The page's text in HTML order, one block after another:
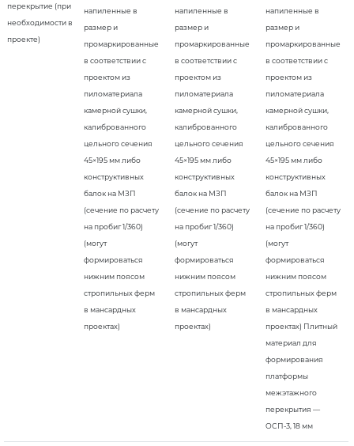
перекрытие (при
необходимости в
проекте)
напиленные в
размер и
промаркированные
в соответствии с
проектом из
пиломатериала
камерной сушки,
калиброванного
цельного сечения
45×195 мм либо
конструктивных
балок на МЗП
(сечение по расчету
на пробиг 1/360)
(могут
формироваться
нижним поясом
стропильных ферм
в мансардных
проектах)
напиленные в
размер и
промаркированные
в соответствии с
проектом из
пиломатериала
камерной сушки,
калиброванного
цельного сечения
45×195 мм либо
конструктивных
балок на МЗП
(сечение по расчету
на пробиг 1/360)
(могут
формироваться
нижним поясом
стропильных ферм
в мансардных
проектах)
напиленные в
размер и
промаркированные
в соответствии с
проектом из
пиломатериала
камерной сушки,
калиброванного
цельного сечения
45×195 мм либо
конструктивных
балок на МЗП
(сечение по расчету
на пробиг 1/360)
(могут
формироваться
нижним поясом
стропильных ферм
в мансардных
проектах) Плитный
материал для
формирования
платформы
межэтажного
перекрытия —
ОСП-3, 18 мм